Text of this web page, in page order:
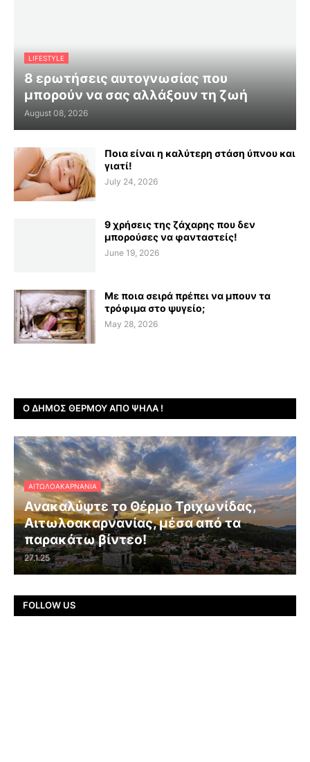
LIFESTYLE
8 ερωτήσεις αυτογνωσίας που
μπορούν να σας αλλάξουν τη ζωή
August 08, 2026
Ποια είναι η καλύτερη στάση ύπνου και
γιατί!
July 24, 2026
9 χρήσεις της ζάχαρης που δεν
μπορούσες να φανταστείς!
June 19, 2026
Με ποια σειρά πρέπει να μπουν τα
τρόφιμα στο ψυγείο;
May 28, 2026
Ο ΔΉΜΟΣ ΘΈΡΜΟΥ ΑΠΌ ΨΗΛΆ !
ΑΙΤΩΛΟΑΚΑΡΝΑΝΊΑ
Ανακαλύψτε το Θέρμο Τριχωνίδας,
Αιτωλοακαρνανίας, μέσα από τα
παρακάτω βίντεο!
27.1.25
FOLLOW US